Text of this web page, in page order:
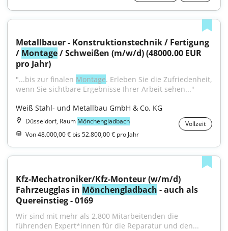
Metallbauer - Konstruktionstechnik / Fertigung
/ Montage / Schweißen (m/w/d) (48000.00 EUR
pro Jahr)
"...bis zur finalen Montage. Erleben Sie die Zufriedenheit,
wenn Sie sichtbare Ergebnisse Ihrer Arbeit sehen..."
Weiß Stahl- und Metallbau GmbH & Co. KG
Düsseldorf, Raum Mönchengladbach
Vollzeit
Von 48.000,00 € bis 52.800,00 € pro Jahr
Kfz-Mechatroniker/Kfz-Monteur (w/m/d)
Fahrzeugglas in Mönchengladbach - auch als
Quereinstieg - 0169
Wir sind mit mehr als 2.800 Mitarbeitenden die
führenden Expert*innen für die Reparatur und den...